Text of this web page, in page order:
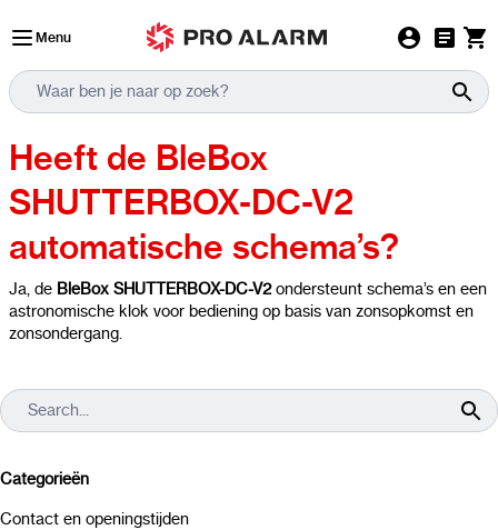
Menu
Heeft de BleBox
SHUTTERBOX-DC-V2
automatische schema’s?
Ja, de BleBox SHUTTERBOX-DC-V2ondersteunt schema’s en een
astronomische klok voor bediening op basis van zonsopkomst en
zonsondergang.
Categorieën
Contact en openingstijden